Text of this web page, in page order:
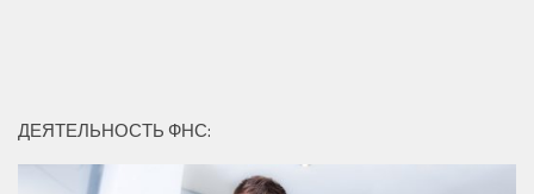
ДЕЯТЕЛЬНОСТЬ ФНС: